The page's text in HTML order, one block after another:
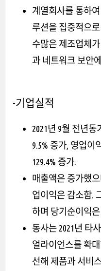
계열회사를 통하
루션을 집중적으
수많은 제조업체
과 네트워크 보안
-기업실적
2021년 9월 전년
9.5% 증가, 영업이
129.4% 증가.
매출액은 증가했
업이익은 감소함.
하며 당기순이익
동사는 2021년 타
얼라이언스를 확
선해 제품과 서비